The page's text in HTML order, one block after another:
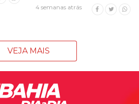
4 semanas atrás
VEJA MAIS